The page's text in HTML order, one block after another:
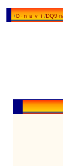
/Ｄ-ｎａｖｉ/DQ9-